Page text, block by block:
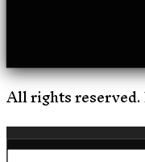
All rights reserved.